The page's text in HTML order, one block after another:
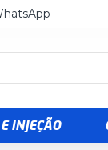
INJEÇÃO